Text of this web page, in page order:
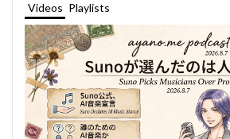
Videos Playlists